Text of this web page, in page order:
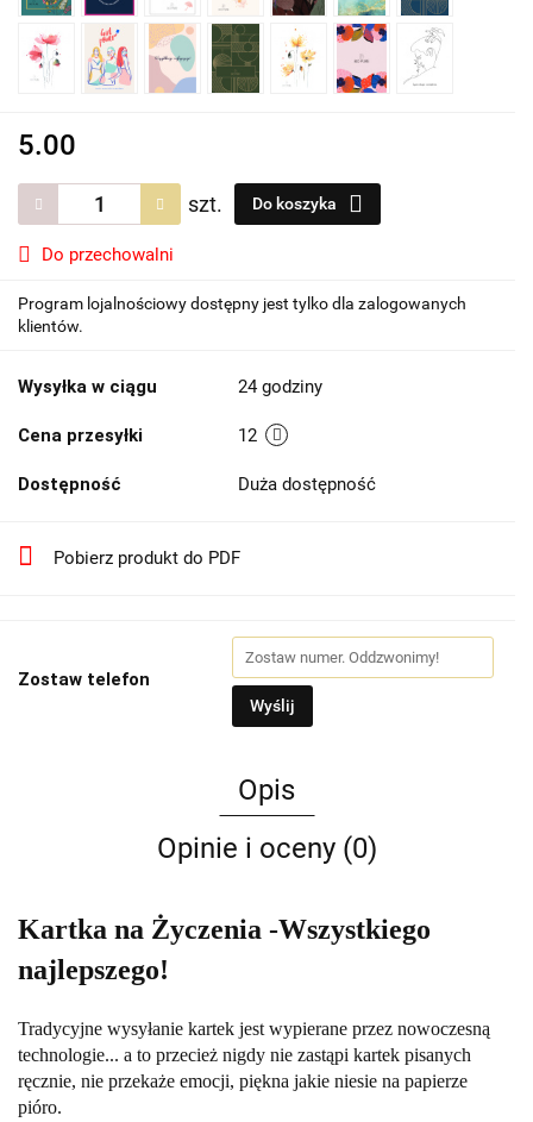
5.00
szt. Do koszyka
Do przechowalni
Program lojalnościowy dostępny jest tylko dla zalogowanych
klientów.
Wysyłka w ciągu 24 godziny
Cena przesyłki 12
Dostępność Duża dostępność
Pobierz produkt do PDF
Zostaw telefon
Wyślij
Opis
Opinie i oceny (0)
Kartka na Życzenia -Wszystkiego
najlepszego!
Tradycyjne wysyłanie kartek jest wypierane przez nowoczesną
technologie... a to przecież nigdy nie zastąpi kartek pisanych
ręcznie, nie przekaże emocji, piękna jakie niesie na papierze
pióro.